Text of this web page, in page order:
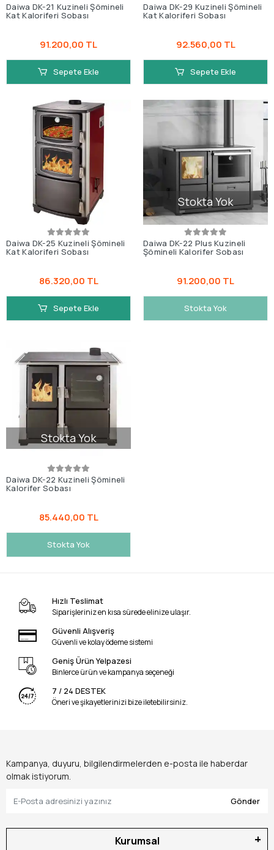
Daiwa DK-21 Kuzineli Şömineli
Kat Kaloriferi Sobası
91.200,00 TL
Sepete Ekle
Daiwa DK-29 Kuzineli Şömineli
Kat Kaloriferi Sobası
92.560,00 TL
Sepete Ekle
Daiwa DK-25 Kuzineli Şömineli
Kat Kaloriferi Sobası
86.320,00 TL
Sepete Ekle
Stokta Yok
Daiwa DK-22 Plus Kuzineli
Şömineli Kalorifer Sobası
91.200,00 TL
Stokta Yok
Stokta Yok
Daiwa DK-22 Kuzineli Şömineli
Kalorifer Sobası
85.440,00 TL
Stokta Yok
Hızlı Teslimat
Siparişleriniz en kısa sürede elinize ulaşır.
Güvenli Alışveriş
Güvenli ve kolay ödeme sistemi
Geniş Ürün Yelpazesi
Binlerce ürün ve kampanya seçeneği
7 / 24 DESTEK
Öneri ve şikayetlerinizi bize iletebilirsiniz.
Kampanya, duyuru, bilgilendirmelerden e-posta ile haberdar
olmak istiyorum.
Gönder
Kurumsal